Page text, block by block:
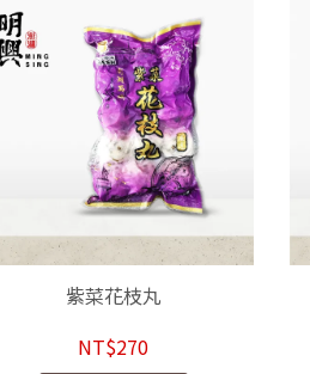
紫菜花枝丸
NT$270